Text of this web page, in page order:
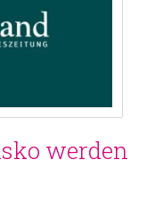
werden